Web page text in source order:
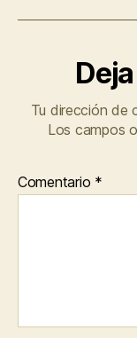
Tu dirección de
Los campos
Comentario *